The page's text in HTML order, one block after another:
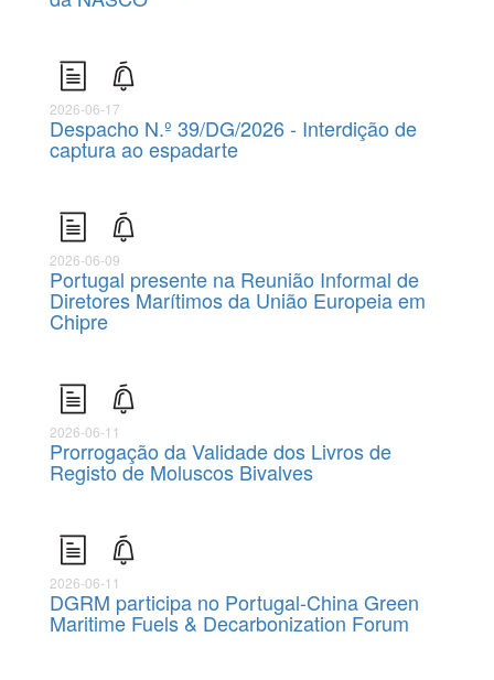
2026-06-17
Despacho N.º 39/DG/2026 - Interdição de
captura ao espadarte
2026-06-09
Portugal presente na Reunião Informal de
Diretores Marítimos da União Europeia em
Chipre
2026-06-11
Prorrogação da Validade dos Livros de
Registo de Moluscos Bivalves
2026-06-11
DGRM participa no Portugal-China Green
Maritime Fuels & Decarbonization Forum